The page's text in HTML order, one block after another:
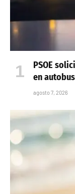
PSOE
en
agosto 7, 2026